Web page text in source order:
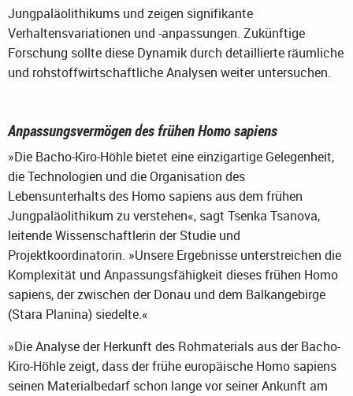
Jungpaläolithikums und zeigen signifikante
Verhaltensvariationen und -anpassungen. Zukünftige
Forschung sollte diese Dynamik durch detaillierte räumliche
und rohstoffwirtschaftliche Analysen weiter untersuchen.
Anpassungsvermögen des frühen Homo sapiens
»Die Bacho-Kiro-Höhle bietet eine einzigartige Gelegenheit,
die Technologien und die Organisation des
Lebensunterhalts des Homo sapiens aus dem frühen
Jungpaläolithikum zu verstehen«, sagt Tsenka Tsanova,
leitende Wissenschaftlerin der Studie und
Projektkoordinatorin. »Unsere Ergebnisse unterstreichen die
Komplexität und Anpassungsfähigkeit dieses frühen Homo
sapiens, der zwischen der Donau und dem Balkangebirge
(Stara Planina) siedelte.«
»Die Analyse der Herkunft des Rohmaterials aus der Bacho-
Kiro-Höhle zeigt, dass der frühe europäische Homo sapiens
seinen Materialbedarf schon lange vor seiner Ankunft am